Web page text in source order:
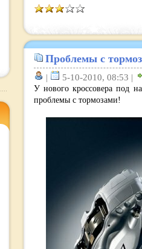
Проблемы с
|
5-10-2010, 08:53 |
У нового кроссовера под
проблемы с тормозами!